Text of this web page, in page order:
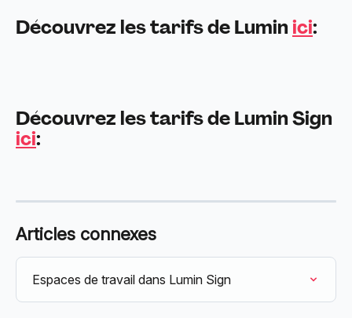
Découvrez les tarifs de Lumin ici:
Découvrez les tarifs de Lumin Sign
ici:
Articles connexes
Espaces de travail dans Lumin Sign